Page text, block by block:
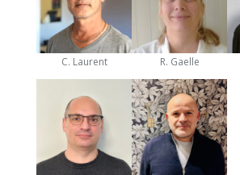
C. Laurent R. Gaelle